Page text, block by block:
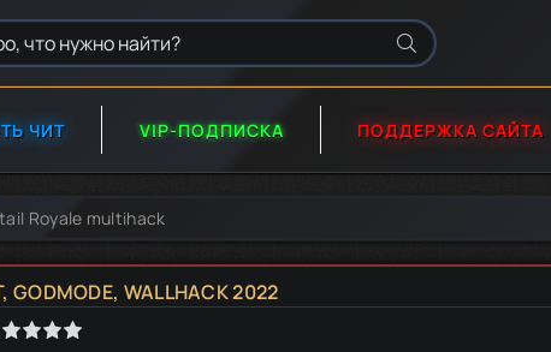
ЧИТ VIP-ПОДПИСКА ПОДДЕРЖКА САЙТА
Royale multihack
GODMODE, WALLHACK 2022